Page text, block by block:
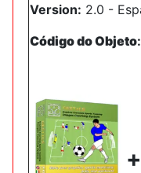
Version: 2.0 -
Código do Objeto:
+